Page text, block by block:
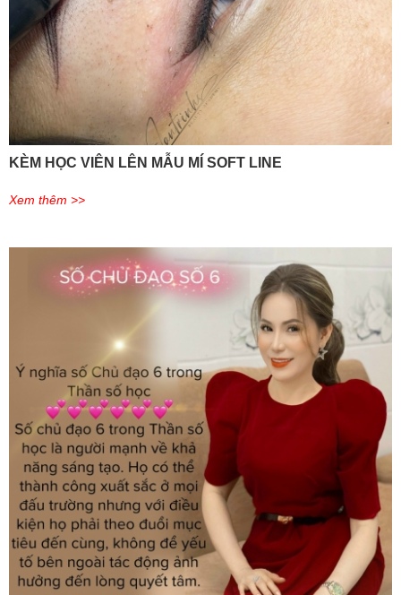
KÈM HỌC VIÊN LÊN MẪU MÍ SOFT LINE
Xem thêm >>